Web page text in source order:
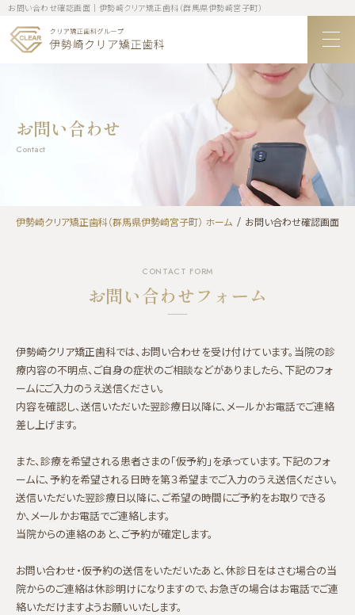
お問い合わせ確認画面｜伊勢崎クリア矯正歯科（群馬県伊勢崎宮子町）
お問い合わせ
Contact
伊勢崎クリア矯正歯科（群馬県伊勢崎宮子町） ホーム お問い合わせ確認画面
CONTACT FORM
お問い合わせフォーム
伊勢崎クリア矯正歯科では、お問い合わせを受け付けています。当院の診
療内容の不明点、ご自身の症状のご相談などがありましたら、下記のフォ
ームにご入力のうえ送信ください。
内容を確認し、送信いただいた翌診療日以降に、メールかお電話でご連絡
差し上げます。
また、診療を希望される患者さまの「仮予約」を承っています。下記のフォ
ームに、予約を希望される日時を第３希望までご入力のうえ送信ください。
送信いただいた翌診療日以降に、ご希望の時間にご予約をお取りできる
か、メールかお電話でご連絡します。
当院からの連絡のあと、ご予約が確定します。
お問い合わせ・仮予約の送信をいただいたあと、休診日をはさむ場合の当
院からのご連絡は休診明けになりますので、お急ぎの場合はお電話でご連
絡いただけますようお願いいたします。